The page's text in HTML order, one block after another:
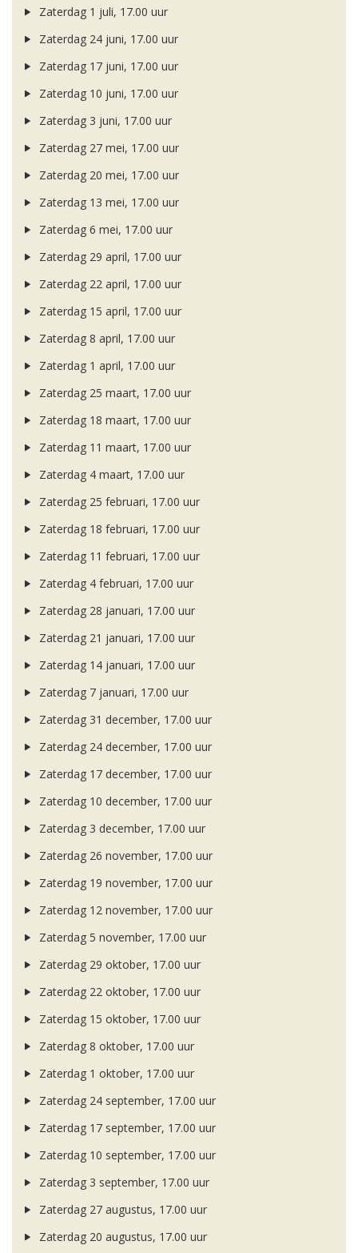
Zaterdag 1 juli, 17.00 uur
Zaterdag 24 juni, 17.00 uur
Zaterdag 17 juni, 17.00 uur
Zaterdag 10 juni, 17.00 uur
Zaterdag 3 juni, 17.00 uur
Zaterdag 27 mei, 17.00 uur
Zaterdag 20 mei, 17.00 uur
Zaterdag 13 mei, 17.00 uur
Zaterdag 6 mei, 17.00 uur
Zaterdag 29 april, 17.00 uur
Zaterdag 22 april, 17.00 uur
Zaterdag 15 april, 17.00 uur
Zaterdag 8 april, 17.00 uur
Zaterdag 1 april, 17.00 uur
Zaterdag 25 maart, 17.00 uur
Zaterdag 18 maart, 17.00 uur
Zaterdag 11 maart, 17.00 uur
Zaterdag 4 maart, 17.00 uur
Zaterdag 25 februari, 17.00 uur
Zaterdag 18 februari, 17.00 uur
Zaterdag 11 februari, 17.00 uur
Zaterdag 4 februari, 17.00 uur
Zaterdag 28 januari, 17.00 uur
Zaterdag 21 januari, 17.00 uur
Zaterdag 14 januari, 17.00 uur
Zaterdag 7 januari, 17.00 uur
Zaterdag 31 december, 17.00 uur
Zaterdag 24 december, 17.00 uur
Zaterdag 17 december, 17.00 uur
Zaterdag 10 december, 17.00 uur
Zaterdag 3 december, 17.00 uur
Zaterdag 26 november, 17.00 uur
Zaterdag 19 november, 17.00 uur
Zaterdag 12 november, 17.00 uur
Zaterdag 5 november, 17.00 uur
Zaterdag 29 oktober, 17.00 uur
Zaterdag 22 oktober, 17.00 uur
Zaterdag 15 oktober, 17.00 uur
Zaterdag 8 oktober, 17.00 uur
Zaterdag 1 oktober, 17.00 uur
Zaterdag 24 september, 17.00 uur
Zaterdag 17 september, 17.00 uur
Zaterdag 10 september, 17.00 uur
Zaterdag 3 september, 17.00 uur
Zaterdag 27 augustus, 17.00 uur
Zaterdag 20 augustus, 17.00 uur